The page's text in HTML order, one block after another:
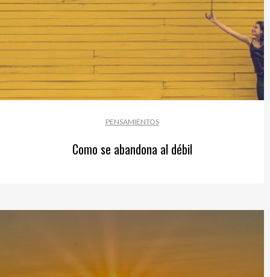
PENSAMIENTOS
Como se abandona al débil